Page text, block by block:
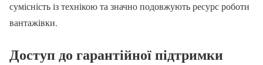
сумісність із технікою та значно подовжують ресурс роботи
вантажівки.
Доступ до гарантійної підтримки